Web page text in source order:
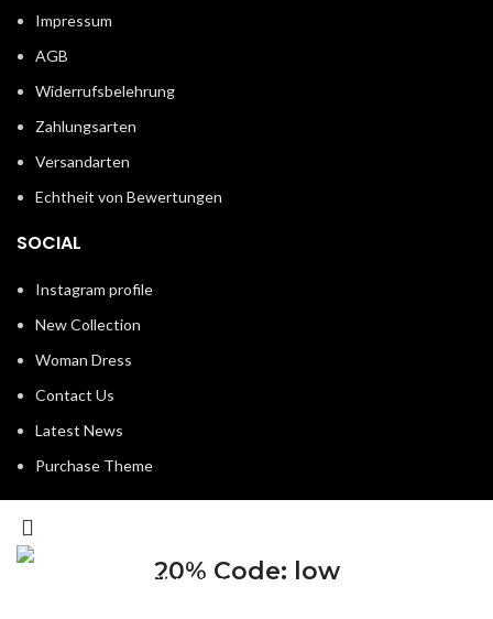
Impressum
AGB
Widerrufsbelehrung
Zahlungsarten
Versandarten
Echtheit von Bewertungen
SOCIAL
Instagram profile
New Collection
Woman Dress
Contact Us
Latest News
Purchase Theme
20% Code: low
LOWNINE T-Shirt nsx